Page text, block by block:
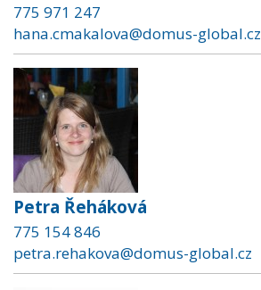
775 971 247
hana.cmakalova@domus-global.cz
Petra Řeháková
775 154 846
petra.rehakova@domus-global.cz